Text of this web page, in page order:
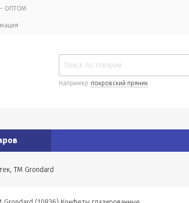
- ОПТОМ
Например: покровский пряник
ТМ Grondard